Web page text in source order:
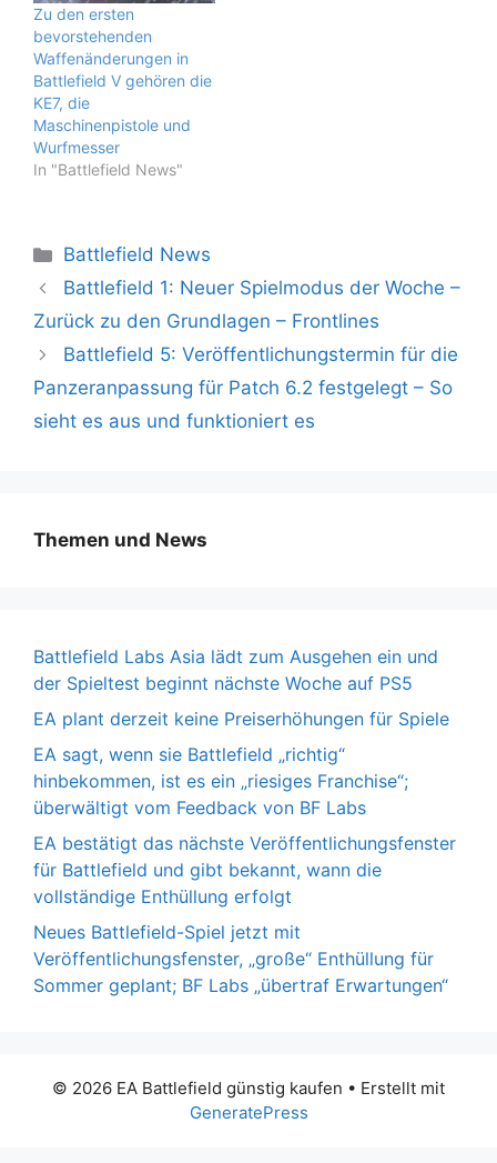
Zu den ersten
bevorstehenden
Waffenänderungen in
Battlefield V gehören die
KE7, die
Maschinenpistole und
Wurfmesser
In "Battlefield News"
Kategorien
Battlefield News
Battlefield 1: Neuer Spielmodus der Woche –
Zurück zu den Grundlagen – Frontlines
Battlefield 5: Veröffentlichungstermin für die
Panzeranpassung für Patch 6.2 festgelegt – So
sieht es aus und funktioniert es
Themen und News
Battlefield Labs Asia lädt zum Ausgehen ein und
der Spieltest beginnt nächste Woche auf PS5
EA plant derzeit keine Preiserhöhungen für Spiele
EA sagt, wenn sie Battlefield „richtig“
hinbekommen, ist es ein „riesiges Franchise“;
überwältigt vom Feedback von BF Labs
EA bestätigt das nächste Veröffentlichungsfenster
für Battlefield und gibt bekannt, wann die
vollständige Enthüllung erfolgt
Neues Battlefield-Spiel jetzt mit
Veröffentlichungsfenster, „große“ Enthüllung für
Sommer geplant; BF Labs „übertraf Erwartungen“
© 2026 EA Battlefield günstig kaufen • Erstellt mit
GeneratePress